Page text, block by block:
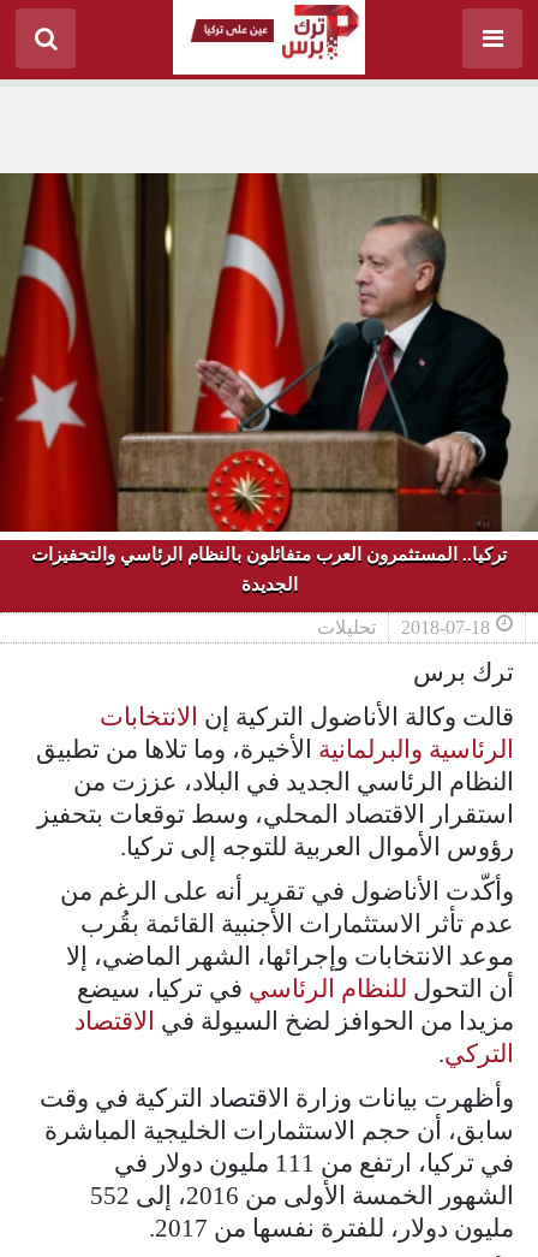
تركيا.. المستثمرون العرب متفائلون بالنظام الرئاسي والتحفيزات
الجديدة
2018-07-18 تحليلات
ترك برس
قالت وكالة الأناضول التركية إن
الانتخابات
الرئاسية والبرلمانية الأخيرة، وما تلاها من تطبيق
النظام الرئاسي الجديد في البلاد، عززت من
استقرار الاقتصاد المحلي، وسط توقعات بتحفيز
رؤوس الأموال العربية للتوجه إلى تركيا.
وأكّدت الأناضول في تقرير أنه على الرغم من
عدم تأثر الاستثمارات الأجنبية القائمة بقُرب
موعد الانتخابات وإجرائها، الشهر الماضي، إلا
أن التحول للنظام الرئاسي في تركيا، سيضع
مزيدا من الحوافز لضخ السيولة في الاقتصاد
التركي.
وأظهرت بيانات وزارة الاقتصاد التركية في وقت
سابق، أن حجم الاستثمارات الخليجية المباشرة
في تركيا، ارتفع من 111 مليون دولار في
الشهور الخمسة الأولى من 2016، إلى 552
مليون دولار، للفترة نفسها من 2017.